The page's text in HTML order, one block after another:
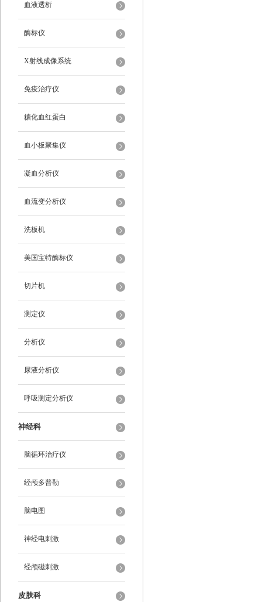
血液透析
酶标仪
X射线成像系统
免疫治疗仪
糖化血红蛋白
血小板聚集仪
凝血分析仪
血流变分析仪
洗板机
美国宝特酶标仪
切片机
测定仪
分析仪
尿液分析仪
呼吸测定分析仪
神经科
脑循环治疗仪
经颅多普勒
脑电图
神经电刺激
经颅磁刺激
皮肤科